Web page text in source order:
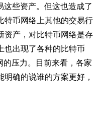
些资产。但这也造成了
特币网络上其他的交易行
资产，对比特币网络是存
也出现了各种的比特币
的压力。目前来看，各家
确的说谁的方案更好，